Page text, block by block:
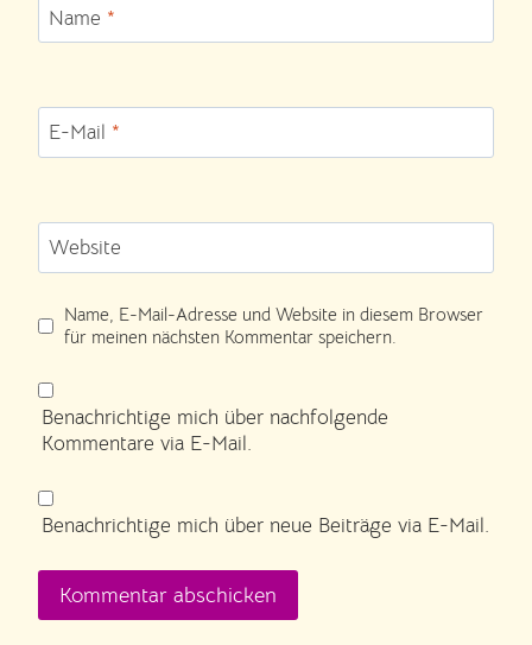
Name *
E-Mail *
Website
Name, E-Mail-Adresse und Website in diesem Browser
für meinen nächsten Kommentar speichern.
Benachrichtige mich über nachfolgende
Kommentare via E-Mail.
Benachrichtige mich über neue Beiträge via E-Mail.